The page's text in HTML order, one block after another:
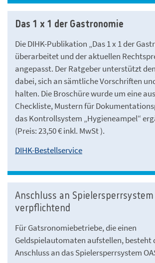
Das 1 x 1 der Gastronomie
Die DIHK-Publikation „Das 1 x 1 der
überarbeitet und der aktuellen
angepasst. Der Ratgeber unterstützt
dabei, sich an sämtliche Vorschriften
halten. Die Broschüre wurde um eine
Checkliste, Mustern für
das Kontrollsystem „Hygieneampel“
(Preis: 23,50 € inkl. MwSt ).
DIHK-Bestellservice
Anschluss an Spielersperrsystem
verpflichtend
Für Gatsronomiebetriebe, die einen
Geldspielautomaten aufstellen, besteht
Anschluss an das Spielersperrsystem